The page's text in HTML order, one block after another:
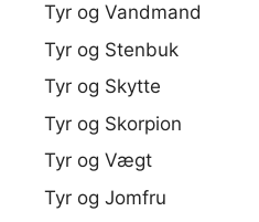
Tyr og Vandmand
Tyr og Stenbuk
Tyr og Skytte
Tyr og Skorpion
Tyr og Vægt
Tyr og Jomfru